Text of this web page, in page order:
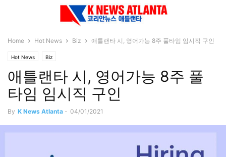
Home Hot News Biz 애틀랜타 시, 영어가능 8주 풀타임 임시직 구인
Hot News Biz
애틀랜타 시, 영어가능 8주 풀
타임 임시직 구인
By K News Atlanta - 04/01/2021